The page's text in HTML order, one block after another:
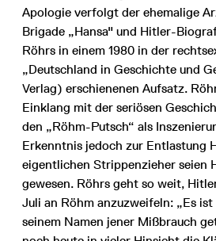
Apologie verfolgt der ehemalige
Brigade „Hansa" und Hitler-
Röhrs in einem 1980 in der
„Deutschland in Geschichte und
Verlag) erschienenen Aufsatz.
Einklang mit der seriösen
den „Röhm-Putsch“ als
Erkenntnis jedoch zur Entlastung
eigentlichen Strippenzieher seien
gewesen. Röhrs geht so weit,
Juli an Röhm anzuzweifeln: „Es
seinem Namen jener Mißbrauch